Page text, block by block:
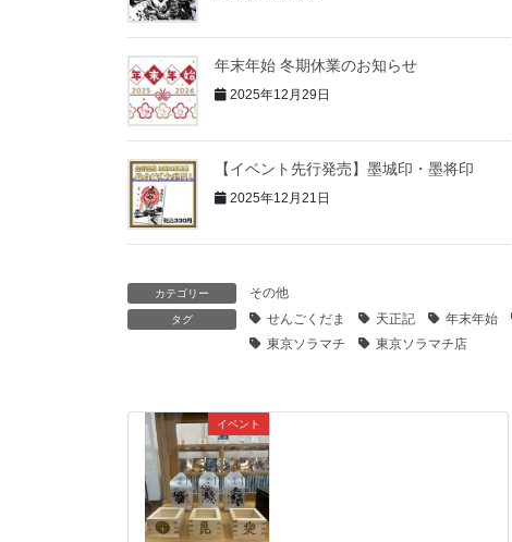
年末年始 冬期休業のお知らせ
2025年12月29日
【イベント先行発売】墨城印・墨将印
2025年12月21日
カテゴリー その他
タグ せんごくだま 天正記 年末年始
東京ソラマチ
東京ソラマチ店
イベント